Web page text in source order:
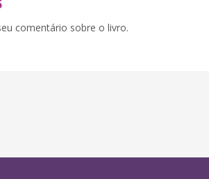
comentário sobre o livro.